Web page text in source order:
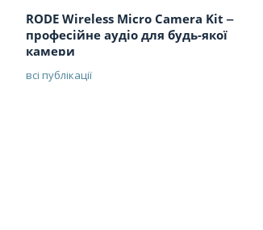
RODE Wireless Micro Camera Kit ‒
професійне аудіо для будь-якої
камери
всі публікації